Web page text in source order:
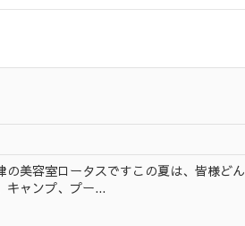
の美容室ロータスですこの夏は、皆様どん
キャンプ、プー...